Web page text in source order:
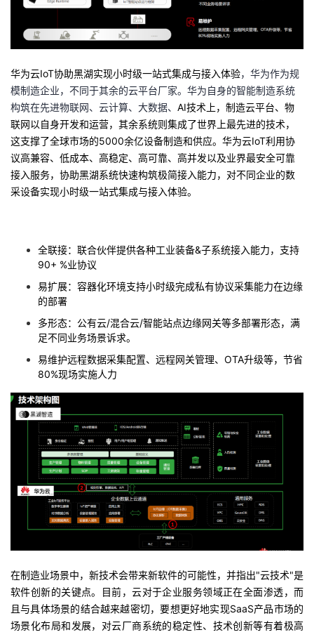
华为云IoT协助黑湖实现小时级一站式集成与接入体验，华为作为规
模制造企业，不同于其余的云平台厂家。华为自身的智能制造系统
构筑在先进物联网、云计算、大数据、 AI技术上，制造云平台、物
联网以自身开发和运营，其余系统则集成了世界上最先进的技术，
这支撑了全球市场的5000余亿设备制造和供应。华为云IoT利用协
议高兼容、低成本、高稳定、高可靠、高并发以及业界最安全可靠
接入服务，协助黑湖系统快速构筑极简接入能力，对不同企业的数
采设备实现小时级一站式集成与接入体验。
全联接：联合伙伴提供各种工业装备&子系统接入能力，支持
90+ %业协议
易扩展：容器化环境支持小时级完成私有协议采集能力在边缘
的部署
多形态：公有云/混合云/智能站点边缘网关等多部署形态，满
足不同业务场景诉求。
易维护远程数据采集配置、远程网关管理、OTA升级等，节省
80%现场实施人力
在制造业场景中，新技术会带来新软件的可能性，并指出"云技术"是
软件创新的关键点。目前，云对于企业服务领域正在全面渗透，而
且与具体场景的结合越来越密切，要想更好地实现SaaS产品市场的
场景化布局和发展，对云厂商系统的稳定性、技术创新等有着极高